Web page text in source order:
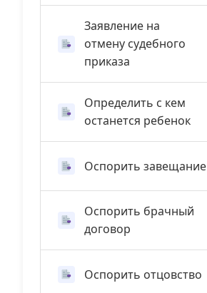
Заявление на
отмену судебного
приказа
Определить с кем
останется ребенок
Оспорить завещание
Оспорить брачный
договор
Оспорить отцовство